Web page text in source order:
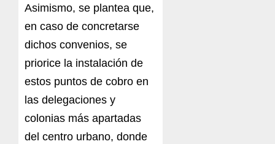
Asimismo, se plantea que,
en caso de concretarse
dichos convenios, se
priorice la instalación de
estos puntos de cobro en
las delegaciones y
colonias más apartadas
del centro urbano, donde